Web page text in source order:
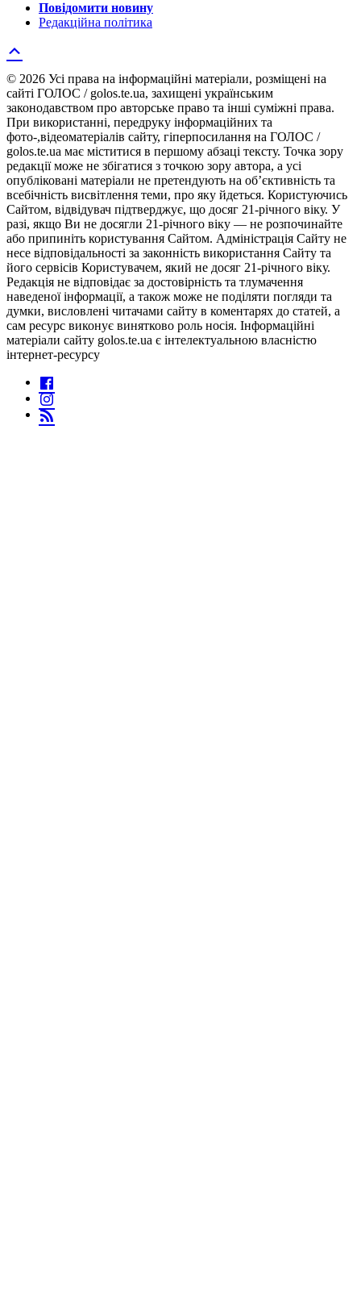
Повідомити новину
Редакційна політика
© 2026 Усі права на інформаційні матеріали, розміщені на
сайті ГОЛОС / golos.te.ua, захищені українським
законодавством про авторське право та інші суміжні права.
При використанні, передруку інформаційних та
фото-,відеоматеріалів сайту, гіперпосилання на ГОЛОС /
golos.te.ua має міститися в першому абзаці тексту. Точка зору
редакції може не збігатися з точкою зору автора, а усі
опубліковані матеріали не претендують на об’єктивність та
всебічність висвітлення теми, про яку йдеться. Користуючись
Сайтом, відвідувач підтверджує, що досяг 21-річного віку. У
разі, якщо Ви не досягли 21-річного віку — не розпочинайте
або припиніть користування Сайтом. Адміністрація Сайту не
несе відповідальності за законність використання Сайту та
його сервісів Користувачем, який не досяг 21-річного віку.
Редакція не відповідає за достовірність та тлумачення
наведеної інформації, а також може не поділяти погляди та
думки, висловлені читачами сайту в коментарях до статей, а
сам ресурс виконує винятково роль носія. Інформаційні
матеріали сайту golos.te.ua є інтелектуальною власністю
інтернет-ресурсу